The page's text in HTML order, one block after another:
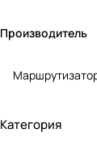
Производитель
Категория